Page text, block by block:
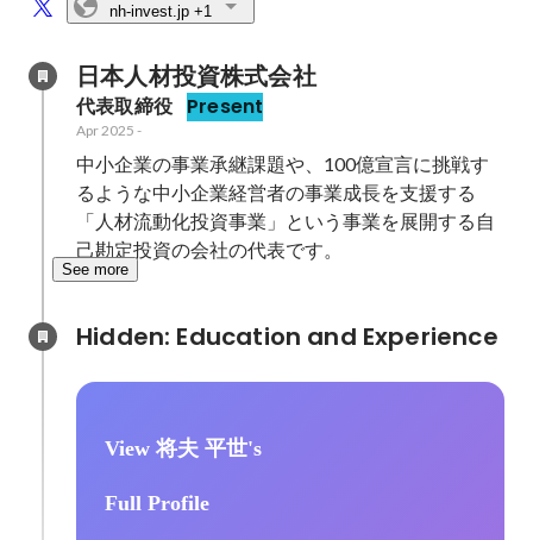
nh-invest.jp +1
日本人材投資株式会社
代表取締役 Present
Apr 2025 -
中小企業の事業承継課題や、100億宣言に挑戦す
るような中小企業経営者の事業成長を支援する
「人材流動化投資事業」という事業を展開する自
己勘定投資の会社の代表です。
See more
View 将夫 平世's
Full Profile